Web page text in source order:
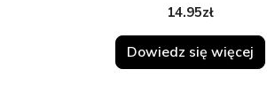
14.95zł
Dowiedz się więcej